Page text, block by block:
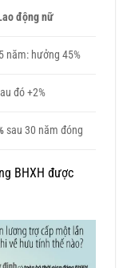
động nữ
năm: hưởng 45%
đó +2%
sau 30 năm đóng
BHXH được